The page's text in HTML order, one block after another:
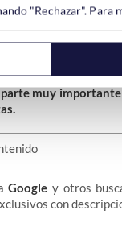
campos
información
con dudas
muy
Google y otros
con
"Rechazar".